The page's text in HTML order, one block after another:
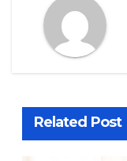
Related Post